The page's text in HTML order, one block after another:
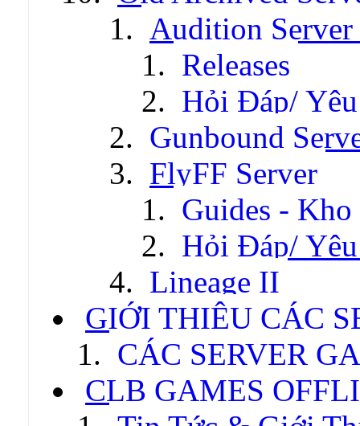
Audition Server
Releases
Hỏi Đáp/
Gunbound
FlyFF Server
Guides -
Hỏi Đáp/
Lineage II
GIỚI THIỆU CÁC
CÁC SERVER
CLB GAMES